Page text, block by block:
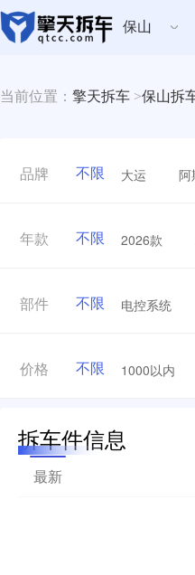
保山
当前位置： 擎天拆车 >保山拆
品牌 不限 大运 阿
年款 不限 2026款
部件 不限 电控系统
价格 不限 1000以内
拆车件信息
最新